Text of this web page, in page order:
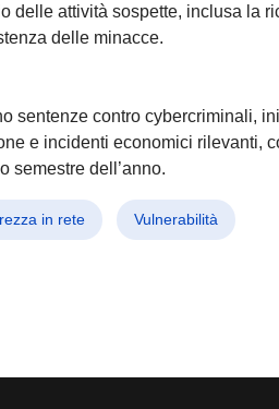
delle attività sospette, inclusa la
delle minacce.
sentenze contro cybercriminali,
e incidenti economici rilevanti,
semestre dell’anno.
in rete Vulnerabilità
spyware Android legato all’Iran